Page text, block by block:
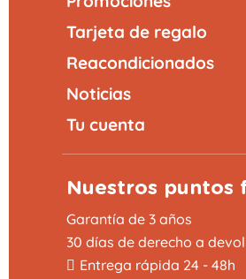
Tarjeta de regalo
Reacondicionados
Noticias
Tu cuenta
Nuestros puntos
Garantía de 3 años
30 días de derecho a
Entrega rápida 24 - 48h